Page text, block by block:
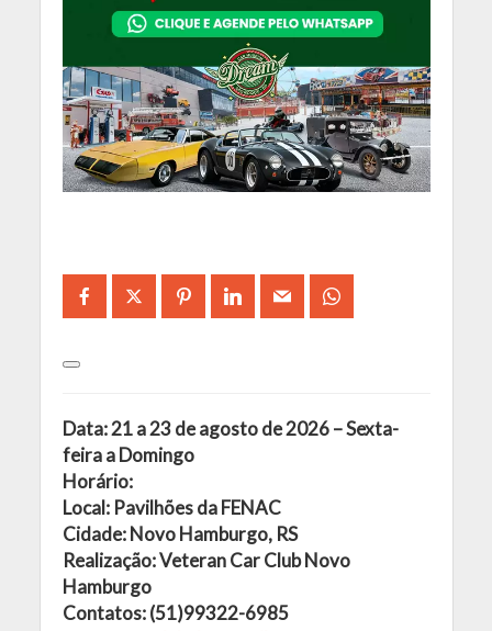
Data: 21 a 23 de agosto de 2026 – Sexta-
feira a Domingo
Horário:
Local: Pavilhões da FENAC
Cidade: Novo Hamburgo, RS
Realização: Veteran Car Club Novo
Hamburgo
Contatos: (51)99322-6985